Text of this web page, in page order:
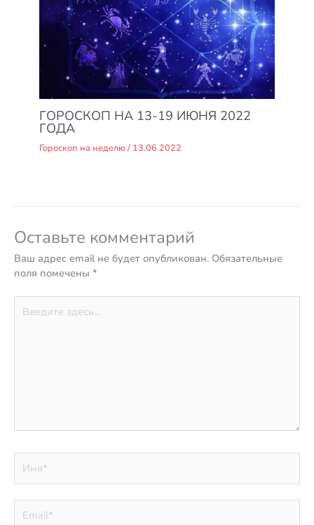
ГОРОСКОП НА 13-19 ИЮНЯ 2022
ГОДА
Гороскоп на неделю/ 13.06.2022
Оставьте комментарий
Ваш адрес email не будет опубликован. Обязательные
поля помечены *
здесь...